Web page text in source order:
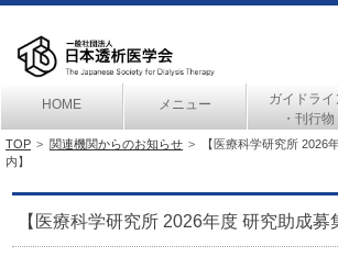
HOME メニュー
ガイドライ
・刊行物
TOP 関連機関からのお知らせ
【医療科学研究所 2026
内】
【医療科学研究所 2026年度 研究助成募